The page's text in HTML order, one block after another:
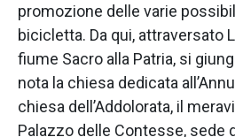
promozione delle varie
bicicletta. Da qui, attraversato
fiume Sacro alla Patria, si
nota la chiesa dedicata
chiesa dell’Addolorata, il
Palazzo delle Contesse, sede